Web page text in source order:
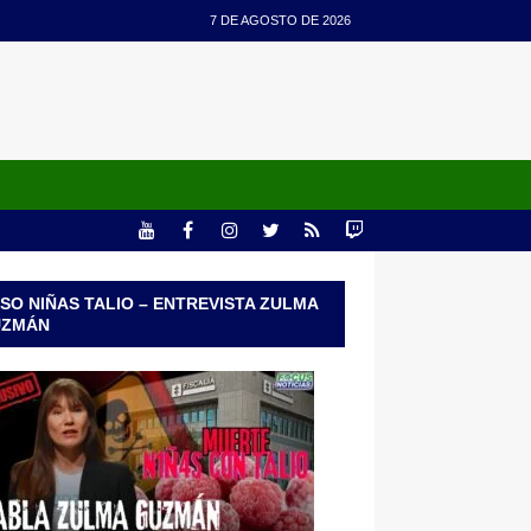
7 DE AGOSTO DE 2026
NIÑAS TALIO – ENTREVISTA ZULMA